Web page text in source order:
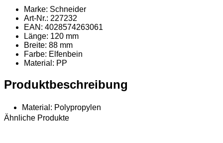
Marke: Schneider
Art-Nr.: 227232
EAN: 4028574263061
Länge: 120 mm
Breite: 88 mm
Farbe: Elfenbein
Material : PP
Produktbeschreibung
Material: Polypropylen
Ähnliche Produkte